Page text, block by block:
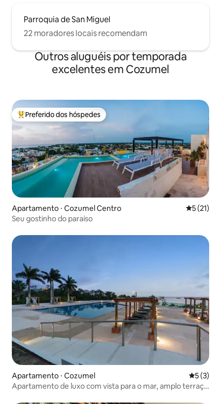
Parroquia de San Miguel
22 moradores locais recomendam
Outros aluguéis por temporada
excelentes em Cozumel
Entre os melhores preferidos dos hóspedes
Preferido dos hóspedes
Apartamento ⋅ Cozumel Centro 5 de uma
5 (21)
Seu gostinho do paraíso
Apartamento ⋅ Cozumel 5 de
5 (3)
Apartamento de luxo com vista para o mar, amplo terraço